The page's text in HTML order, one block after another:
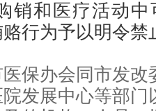
销和医疗活动
行为予以明令禁
保办会同市发改
发展中心等部门